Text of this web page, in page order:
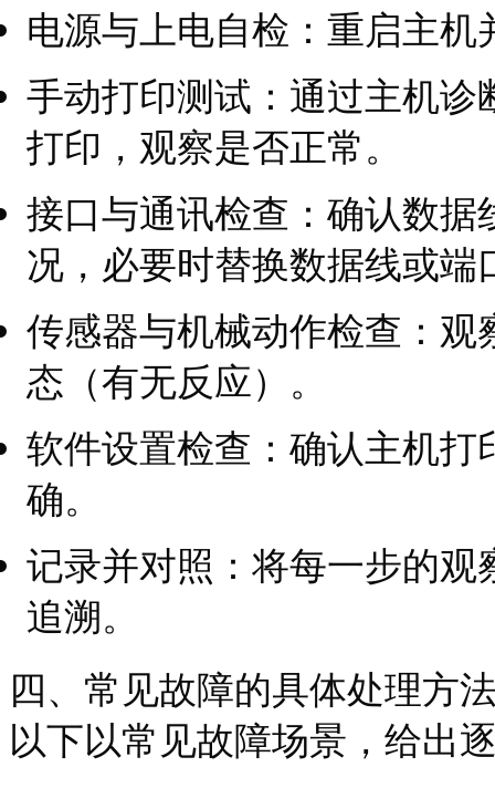
电源与上电自检：重启主
手动打印测试：通过主机
打印，观察是否正常。
接口与通讯检查：确认数
况，必要时替换数据线或端
传感器与机械动作检查：
态（有无反应）。
软件设置检查：确认主机
确。
记录并对照：将每一步的
追溯。
四、常见故障的具体处理方
以下以常见故障场景，给出